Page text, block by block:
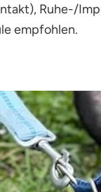
Ruhe-/
empfohlen.